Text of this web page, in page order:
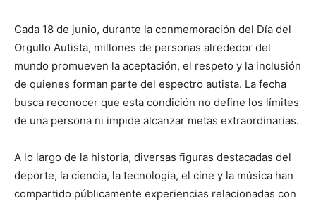
Cada 18 de junio, durante la conmemoración del Día del
Orgullo Autista, millones de personas alrededor del
mundo promueven la aceptación, el respeto y la inclusión
de quienes forman parte del espectro autista. La fecha
busca reconocer que esta condición no define los límites
de una persona ni impide alcanzar metas extraordinarias.
A lo largo de la historia, diversas figuras destacadas del
deporte, la ciencia, la tecnología, el cine y la música han
compartido públicamente experiencias relacionadas con